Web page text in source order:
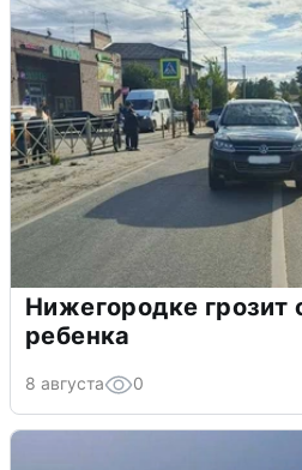
Нижегородке грозит
ребенка
8 августа 0